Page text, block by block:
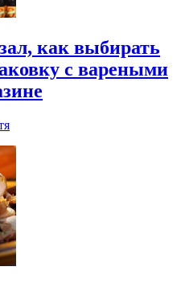
как выбирать
с вареными